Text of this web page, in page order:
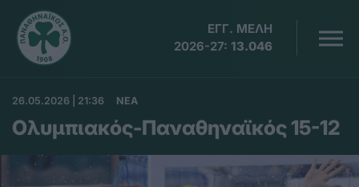
ΕΓΓ. ΜΕΛΗ
2026-27: 13.046
26.05.2026 | 21:36 ΝΕΑ
Ολυμπιακός-Παναθηναϊκός 15-12